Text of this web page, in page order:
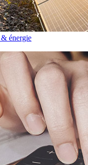
énergie